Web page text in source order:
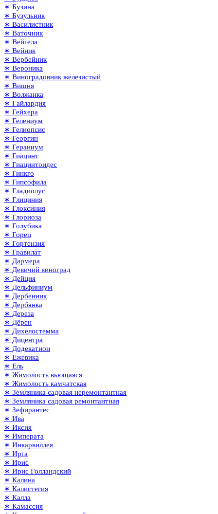
∗ Бузина
∗ Бузульник
∗ Василистник
∗ Ваточник
∗ Вейгела
∗ Вейник
∗ Вербейник
∗ Вероника
∗ Виноградовник железистый
∗ Вишня
∗ Волжанка
∗ Гайлардия
∗ Гейхера
∗ Гелениум
∗ Гелиопсис
∗ Георгин
∗ Гераниум
∗ Гиацинт
∗ Гиацинтоидес
∗ Гинкго
∗ Гипсофила
∗ Гладиолус
∗ Глициния
∗ Глоксиния
∗ Глориоза
∗ Голубика
∗ Горец
∗ Гортензия
∗ Гравилат
∗ Дармера
∗ Девичий виноград
∗ Дейция
∗ Дельфиниум
∗ Дербенник
∗ Дербянка
∗ Дереза
∗ Дёрен
∗ Дихелостемма
∗ Дицентра
∗ Додекатион
∗ Ежевика
∗ Ель
∗ Жимолость вьющаяся
∗ Жимолость камчатская
∗ Земляника садовая неремонтантная
∗ Земляника садовая ремонтантная
∗ Зефирантес
∗ Ива
∗ Иксия
∗ Императа
∗ Инкарвиллея
∗ Ирга
∗ Ирис
∗ Ирис Голландский
∗ Калина
∗ Калистегия
∗ Калла
∗ Камассия